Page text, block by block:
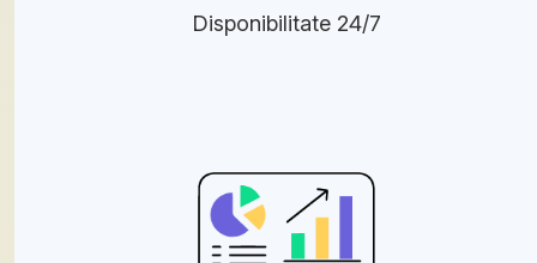
Disponibilitate 24/7